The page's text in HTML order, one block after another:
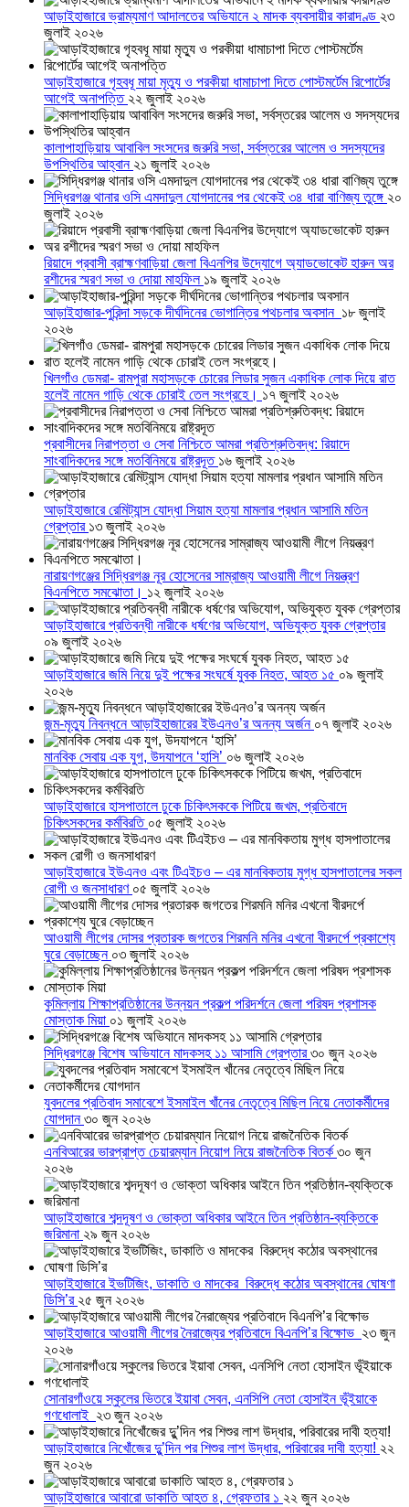
আড়াইহাজারে ভ্রাম্যমাণ আদালতের অভিযানে ২ মাদক ব্যবসায়ীর কারাদণ্ড ২৩
জুলাই ২০২৬
আড়াইহাজারে গৃহবধূ মায়া মৃত্যু ও পরকীয়া ধামাচাপা দিতে পোস্টমর্টেম রিপোর্টের
আগেই অনাপত্তি ২২ জুলাই ২০২৬
কালাপাহাড়িয়ায় আবাবিল সংসদের জরুরি সভা, সর্বস্তরের আলেম ও সদস্যদের
উপস্থিতির আহ্বান ২১ জুলাই ২০২৬
সিদ্ধিরগঞ্জ থানার ওসি এমদাদুল যোগদানের পর থেকেই ৩৪ ধারা বাণিজ্য তুঙ্গে ২০
জুলাই ২০২৬
রিয়াদে প্রবাসী ব্রাহ্মণবাড়িয়া জেলা বিএনপির উদ্যোগে অ্যাডভোকেট হারুন অর
রশীদের স্মরণ সভা ও দোয়া মাহফিল ১৯ জুলাই ২০২৬
আড়াইহাজার-পুরিন্দা সড়কে দীর্ঘদিনের ভোগান্তির পথচলার অবসান ১৮ জুলাই
২০২৬
খিলগাঁও ডেমরা- রামপুরা মহাসড়কে চোরের লিডার সুজন একাধিক লোক দিয়ে রাত
হলেই নামেন গাড়ি থেকে চোরাই তেল সংগ্রহে। ১৭ জুলাই ২০২৬
প্রবাসীদের নিরাপত্তা ও সেবা নিশ্চিতে আমরা প্রতিশ্রুতিবদ্ধ: রিয়াদে
সাংবাদিকদের সঙ্গে মতবিনিময়ে রাষ্ট্রদূত ১৬ জুলাই ২০২৬
আড়াইহাজারে রেমিট্যান্স যোদ্ধা সিয়াম হত্যা মামলার প্রধান আসামি মতিন
গ্রেপ্তার ১৩ জুলাই ২০২৬
নারায়ণগঞ্জের সিদ্ধিরগঞ্জ নূর হোসেনের সাম্রাজ্য আওয়ামী লীগে নিয়ন্ত্রণ
বিএনপিতে সমঝোতা। ১২ জুলাই ২০২৬
আড়াইহাজারে প্রতিবন্ধী নারীকে ধর্ষণের অভিযোগ, অভিযুক্ত যুবক গ্রেপ্তার
০৯ জুলাই ২০২৬
আড়াইহাজারে জমি নিয়ে দুই পক্ষের সংঘর্ষে যুবক নিহত, আহত ১৫ ০৯ জুলাই
২০২৬
জন্ম-মৃত্যু নিবন্ধনে আড়াইহাজারের ইউএনও’র অনন্য অর্জন ০৭ জুলাই ২০২৬
মানবিক সেবায় এক যুগ, উদযাপনে ‘হাসি’ ০৬ জুলাই ২০২৬
আড়াইহাজারে হাসপাতালে ঢুকে চিকিৎসককে পিটিয়ে জখম, প্রতিবাদে
চিকিৎসকদের কর্মবিরতি ০৫ জুলাই ২০২৬
আড়াইহাজারে ইউএনও এবং টিএইচও – এর মানবিকতায় মুগ্ধ হাসপাতালের সকল
রোগী ও জনসাধারণ ০৫ জুলাই ২০২৬
আওয়ামী লীগের দোসর প্রতারক জগতের শিরমনি মনির এখনো বীরদর্পে প্রকাশ্যে
ঘুরে বেড়াচ্ছেন ০৩ জুলাই ২০২৬
কুমিল্লায় শিক্ষাপ্রতিষ্ঠানের উন্নয়ন প্রকল্প পরিদর্শনে জেলা পরিষদ প্রশাসক
মোস্তাক মিয়া ০১ জুলাই ২০২৬
সিদ্ধিরগঞ্জে বিশেষ অভিযানে মাদকসহ ১১ আসামি গ্রেপ্তার৩০ জুন ২০২৬
যুবদলের প্রতিবাদ সমাবেশে ইসমাইল খাঁনের নেতৃত্বে মিছিল নিয়ে নেতাকর্মীদের
যোগদান৩০ জুন ২০২৬
এনবিআরের ভারপ্রাপ্ত চেয়ারম্যান নিয়োগ নিয়ে রাজনৈতিক বিতর্ক ৩০ জুন
২০২৬
আড়াইহাজারে শব্দদূষণ ও ভোক্তা অধিকার আইনে তিন প্রতিষ্ঠান-ব্যক্তিকে
জরিমানা ২৯ জুন ২০২৬
আড়াইহাজারে ইভটিজিং, ডাকাতি ও মাদকের বিরুদ্ধে কঠোর অবস্থানের ঘোষণা
ডিসি’র ২৫ জুন ২০২৬
আড়াইহাজারে আওয়ামী লীগের নৈরাজ্যের প্রতিবাদে বিএনপি’র বিক্ষোভ ২৩ জুন
২০২৬
সোনারগাঁওয়ে স্কুলের ভিতরে ইয়াবা সেবন, এনসিপি নেতা হোসাইন ভূঁইয়াকে
গণধোলাই ২৩ জুন ২০২৬
আড়াইহাজারে নিখোঁজের দুু’দিন পর শিশুর লাশ উদ্ধার, পরিবারের দাবী হত্যা! ২২
জুন ২০২৬
আড়াইহাজারে আবারো ডাকাতি আহত ৪, গ্রেফতার ১ ২২ জুন ২০২৬